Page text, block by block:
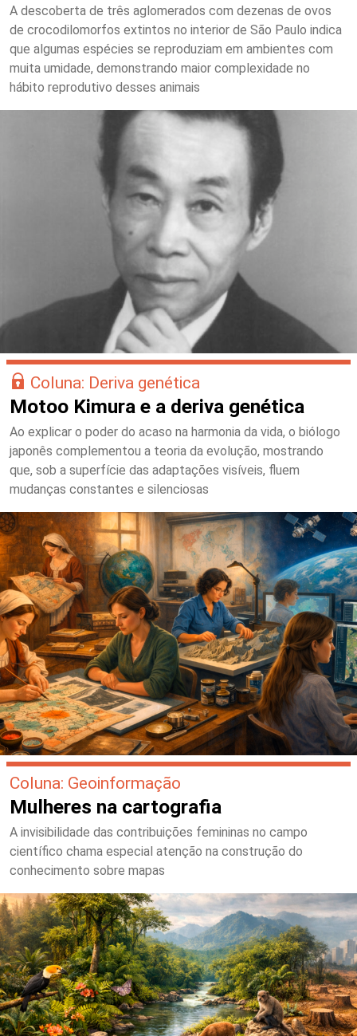
A descoberta de três aglomerados com dezenas de ovos
de crocodilomorfos extintos no interior de São Paulo indica
que algumas espécies se reproduziam em ambientes com
muita umidade, demonstrando maior complexidade no
hábito reprodutivo desses animais
Coluna: Deriva genética
Motoo Kimura e a deriva genética
Ao explicar o poder do acaso na harmonia da vida, o biólogo
japonês complementou a teoria da evolução, mostrando
que, sob a superfície das adaptações visíveis, fluem
mudanças constantes e silenciosas
Coluna: Geoinformação
Mulheres na cartografia
A invisibilidade das contribuições femininas no campo
científico chama especial atenção na construção do
conhecimento sobre mapas